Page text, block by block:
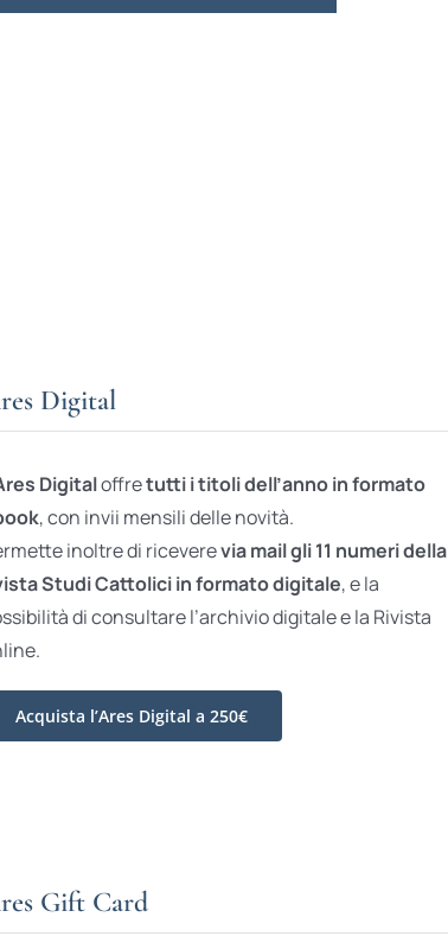
Digital
Digitaloffretutti i titoli dell’anno in formato
, con invii mensili delle novità.
inoltre di riceverevia mail gli 11 numeri della
Studi Cattolici in formato digitale, e la
di consultare l’archivio digitale e la Rivista
Acquista l’Ares Digital a 250€
Gift Card